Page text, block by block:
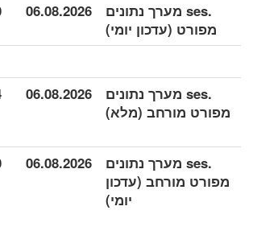
.ses מערך נתונים
מפורט (עדכון יומי)
06.08.2026
.ses מערך נתונים
מפורט מורחב (מלא)
06.08.2026
.ses מערך נתונים
מפורט מורחב (עדכון
יומי)
06.08.2026